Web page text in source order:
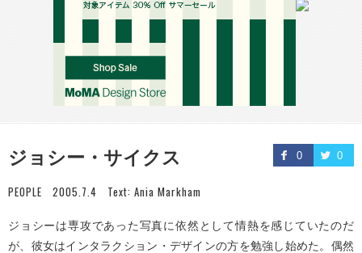
0 0
ジョシー・サイクス
PEOPLE 2005.7.4 Text: Ania Markham
ジョシーは専攻であった写真に依然として情熱を感じていたのだ
が、彼女はインタラクション・デザインの方を勉強し始めた。偶然